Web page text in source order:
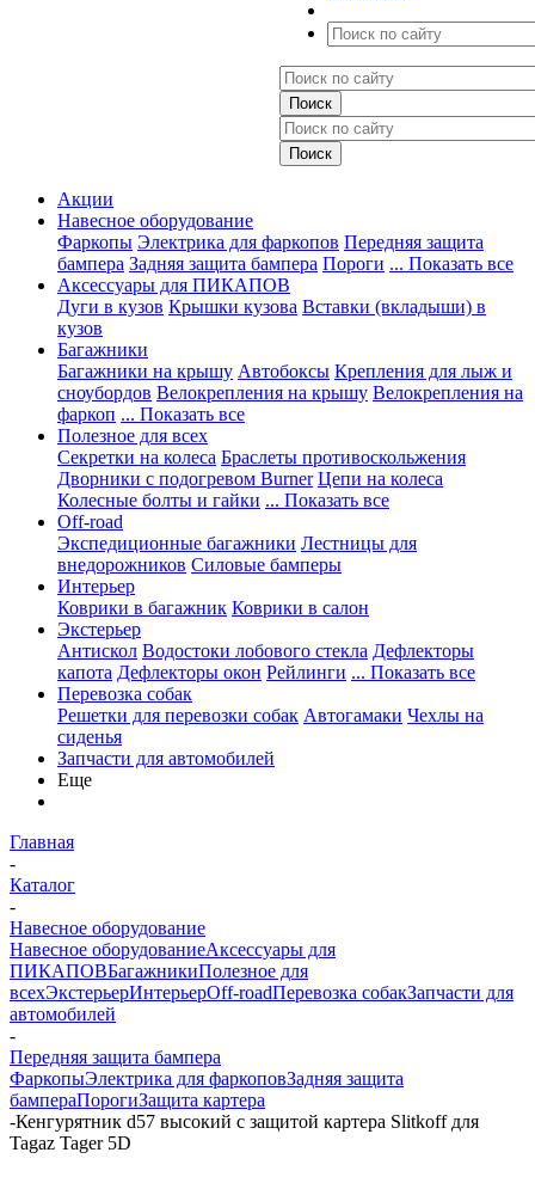
Акции
Навесное оборудование
Фаркопы Электрика для фаркопов Передняя защита
бампера Задняя защита бампера Пороги ... Показать все
Аксессуары для ПИКАПОВ
Дуги в кузов Крышки кузова Вставки (вкладыши) в
кузов
Багажники
Багажники на крышу Автобоксы Крепления для лыж и
сноубордов Велокрепления на крышу Велокрепления на
фаркоп ... Показать все
Полезное для всех
Секретки на колеса Браслеты противоскольжения
Дворники с подогревом Burner Цепи на колеса
Колесные болты и гайки ... Показать все
Off-road
Экспедиционные багажники Лестницы для
внедорожников Силовые бамперы
Интерьер
Коврики в багажник Коврики в салон
Экстерьер
Антискол Водостоки лобового стекла Дефлекторы
капота Дефлекторы окон Рейлинги ... Показать все
Перевозка собак
Решетки для перевозки собак Автогамаки Чехлы на
сиденья
Запчасти для автомобилей
Еще
Главная
-
Каталог
-
Навесное оборудование
Навесное оборудованиеАксессуары для
ПИКАПОВБагажникиПолезное для
всехЭкстерьерИнтерьерOff-roadПеревозка собакЗапчасти для
автомобилей
-
Передняя защита бампера
ФаркопыЭлектрика для фаркоповЗадняя защита
бампераПорогиЗащита картера
-Кенгурятник d57 высокий с защитой картера Slitkoff для
Tagaz Tager 5D